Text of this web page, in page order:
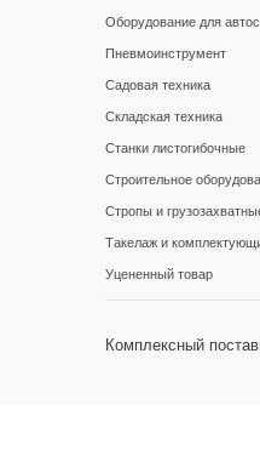
Оборудование для
Пневмоинструмент
Садовая техника
Складская техника
Станки листогибочные
Строительное
Стропы и
Такелаж и
Уцененный товар
Комплексный